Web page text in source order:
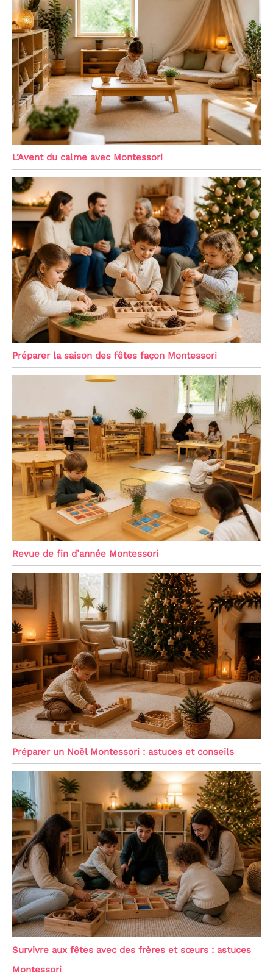
L’Avent du calme avec Montessori
Préparer la saison des fêtes façon Montessori
Revue de fin d’année Montessori
Préparer un Noël Montessori : astuces et conseils
Survivre aux fêtes avec des frères et sœurs : astuces
Montessori